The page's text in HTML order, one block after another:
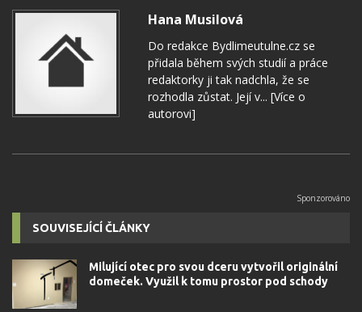
Hana Musilová
Do redakce Bydlimeutulne.cz se
přidala během svých studií a práce
redaktorky ji tak nadchla, že se
rozhodla zůstat. Její v... [Více o
autorovi]
SOUVISEJÍCÍ ČLÁNKY
Milující otec pro svou dceru vytvořil originální
domeček. Využil k tomu prostor pod schody